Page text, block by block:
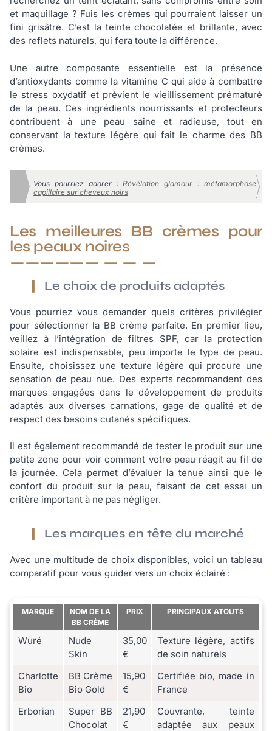
et maquillage ? Fuis les crèmes qui pourraient laisser un
fini grisâtre. C’est la teinte chocolatée et brillante, avec
des reflets naturels, qui fera toute la différence.
Une autre composante essentielle est la présence
d’antioxydants comme la vitamine C qui aide à combattre
le stress oxydatif et prévient le vieillissement prématuré
de la peau. Ces ingrédients nourrissants et protecteurs
contribuent à une peau saine et radieuse, tout en
conservant la texture légère qui fait le charme des BB
crèmes.
Vous pourriez adorer :Révélation glamour : métamorphose
capillaire sur cheveux noirs
Les meilleures BB crèmes pour
les peaux noires
Le choix de produits adaptés
Vous pourriez vous demander quels critères privilégier
pour sélectionner la BB crème parfaite. En premier lieu,
veillez à l’intégration de filtres SPF, car la protection
solaire est indispensable, peu importe le type de peau.
Ensuite, choisissez une texture légère qui procure une
sensation de peau nue. Des experts recommandent des
marques engagées dans le développement de produits
adaptés aux diverses carnations, gage de qualité et de
respect des besoins cutanés spécifiques.
Il est également recommandé de tester le produit sur une
petite zone pour voir comment votre peau réagit au fil de
la journée. Cela permet d’évaluer la tenue ainsi que le
confort du produit sur la peau, faisant de cet essai un
critère important à ne pas négliger.
Les marques en tête du marché
Avec une multitude de choix disponibles, voici un tableau
comparatif pour vous guider vers un choix éclairé :
MARQUE
NOM DE LA
BB CRÈME
PRIX PRINCIPAUX ATOUTS
Wuré
Nude
Skin
35,00
€
Texture légère, actifs
de soin naturels
Charlotte
Bio
BB Crème
Bio Gold
15,90
€
Certifiée bio, made in
France
Erborian
Super BB
Chocolat
21,90
€
Couvrante, teinte
adaptée aux peaux